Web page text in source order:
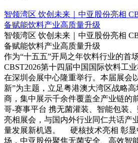
智领湾区 饮创未来｜中亚股份亮相
备赋能饮料产业高质量升级
智领湾区 饮创未来｜中亚股份亮相
备赋能饮料产业高质量升级
作为“十五五”开局之年饮料行业的首
CBST2026第十四届中国国际饮料工
在深圳会展中心隆重举行。本届展会
新”为主题，立足粤港澳大湾区战略
商，集中展示千余件覆盖全产业链的
哥-赛事平台 携无菌灌装、智能包装
亮相展会，与国内外行业同仁共话产
量发展新机遇。 硬核技术亮相 彰显
场，中亚股份聚焦无菌安全、高效智